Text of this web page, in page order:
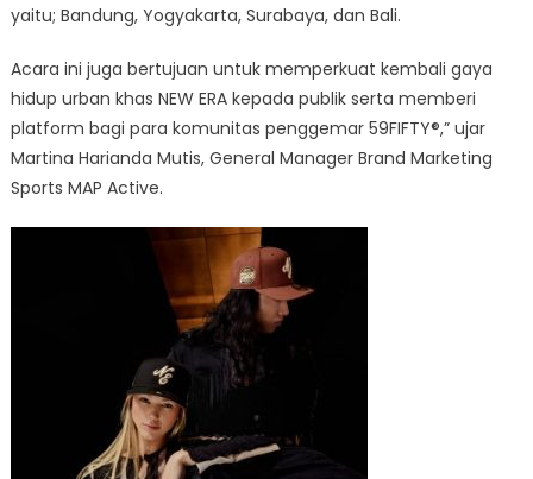
yaitu; Bandung, Yogyakarta, Surabaya, dan Bali.
Acara ini juga bertujuan untuk memperkuat kembali gaya
hidup urban khas NEW ERA kepada publik serta memberi
platform bagi para komunitas penggemar 59FIFTY®,” ujar
Martina Harianda Mutis, General Manager Brand Marketing
Sports MAP Active.